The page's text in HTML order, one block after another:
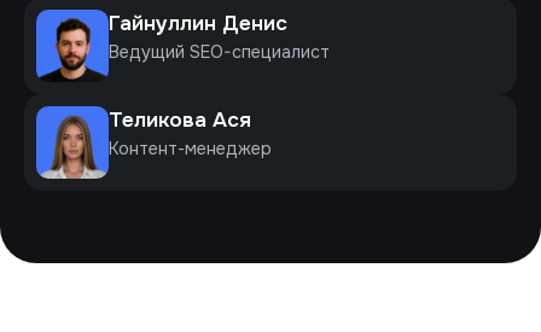
Гайнуллин Денис
Ведущий SEO-специалист
Теликова Ася
Контент-менеджер